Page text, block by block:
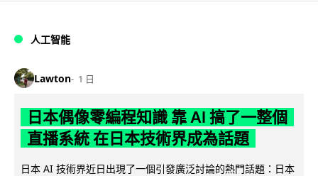
人工智能
Lawton 1 日
日本偶像零編程知識 靠 AI 搞了一整個
直播系統 在日本技術界成為話題
日本 AI 技術界近日出現了一個引發廣泛討論的熱門話題：日本